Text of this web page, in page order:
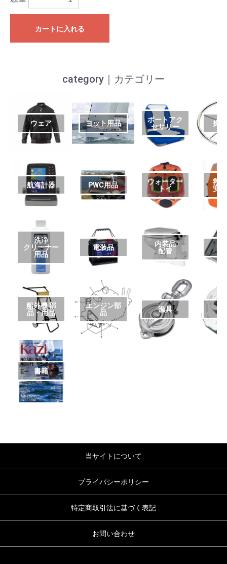
カートに入れる
category｜カテゴリー
ウェア ヨット用品
ボートアク
セサリー
操
航海計器 PWC用品
ウォーター
トイ
救
安
洗浄
クリーナー
用品
電装品
内装品
配管
艤
船外機 部
品・用品
エンジン部
品
漁具
書籍
当サイトについて
プライバシーポリシー
特定商取引法に基づく表記
お問い合わせ